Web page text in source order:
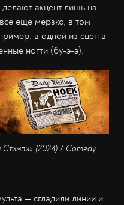
акцент лишь на
ещё мерзко, в том
в одной из сцен в
ногти (бу-э-э).
(2024) / Comedy
— сгладили линии и